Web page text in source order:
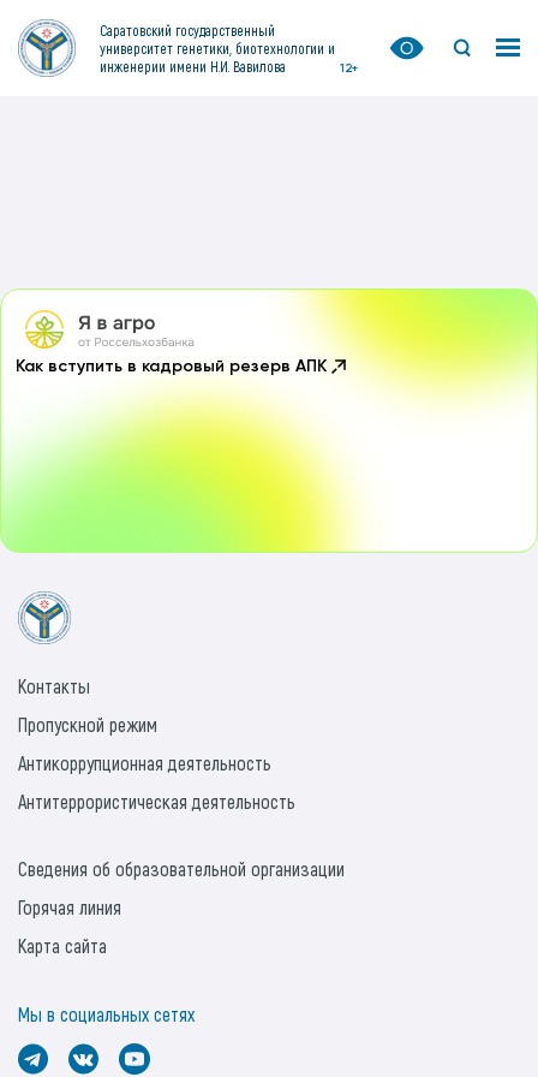
Саратовский государственный
университет генетики, биотехнологии и
инженерии имени Н.И. Вавилова
12+
Как вступить в кадровый резерв АПК
Контакты
Пропускной режим
Антикоррупционная деятельность
Антитеррористическая деятельность
Сведения об образовательной организации
Горячая линия
Карта сайта
Мы в социальных сетях